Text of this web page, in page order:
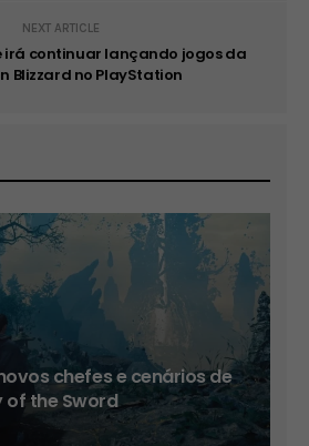
NEXT ARTICLE
irá continuar lançando jogos da
Blizzard no PlayStation
chefes e cenários de
of the Sword